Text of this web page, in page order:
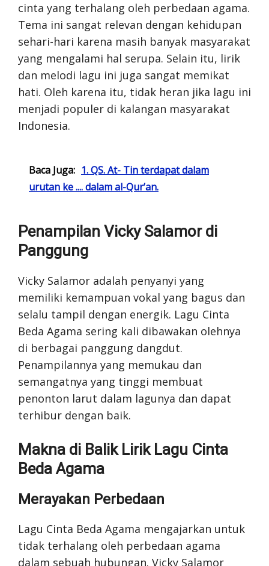
cinta yang terhalang oleh perbedaan agama.
Tema ini sangat relevan dengan kehidupan
sehari-hari karena masih banyak masyarakat
yang mengalami hal serupa. Selain itu, lirik
dan melodi lagu ini juga sangat memikat
hati. Oleh karena itu, tidak heran jika lagu ini
menjadi populer di kalangan masyarakat
Indonesia.
Baca Juga: 1. QS. At- Tin terdapat dalam
urutan ke .... dalam al-Qur’an.
Penampilan Vicky Salamor di
Panggung
Vicky Salamor adalah penyanyi yang
memiliki kemampuan vokal yang bagus dan
selalu tampil dengan energik. Lagu Cinta
Beda Agama sering kali dibawakan olehnya
di berbagai panggung dangdut.
Penampilannya yang memukau dan
semangatnya yang tinggi membuat
penonton larut dalam lagunya dan dapat
terhibur dengan baik.
Makna di Balik Lirik Lagu Cinta
Beda Agama
Merayakan Perbedaan
Lagu Cinta Beda Agama mengajarkan untuk
tidak terhalang oleh perbedaan agama
dalam sebuah hubungan. Vicky Salamor